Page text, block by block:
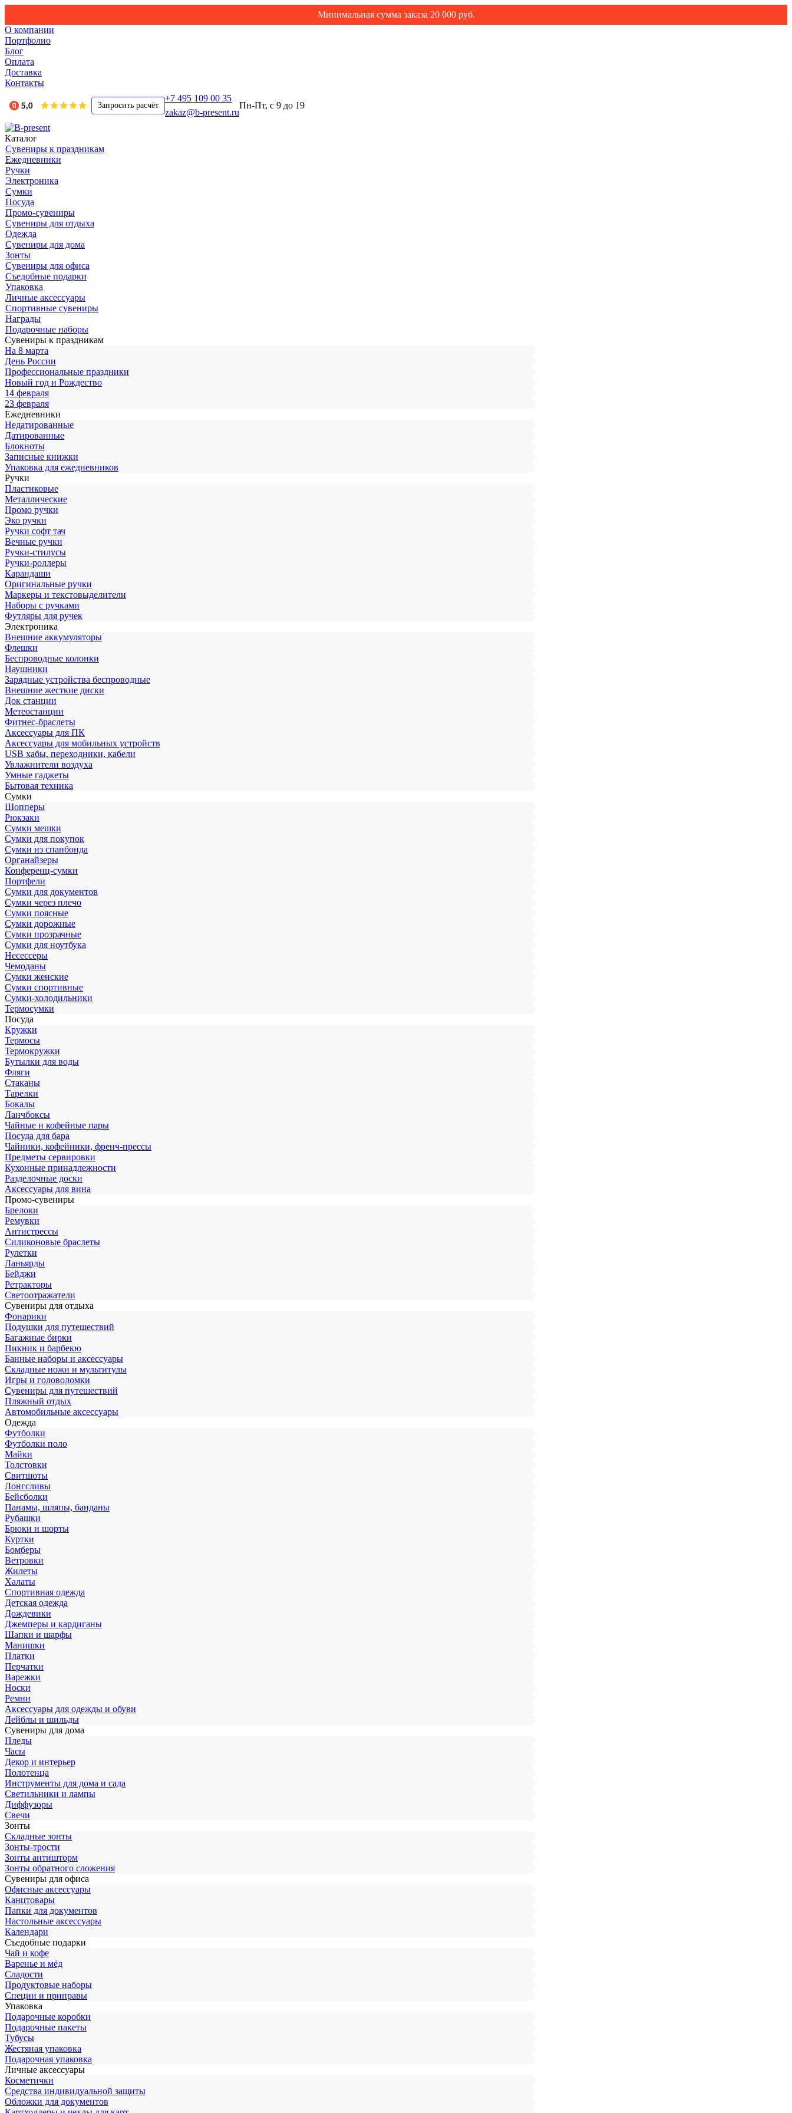
Минимальная сумма заказа 20 000 руб.
О компании
Портфолио
Блог
Оплата
Доставка
Контакты
Запросить расчёт
+7 495 109 00 35
zakaz@b-present.ru
Пн-Пт, с 9 до 19
Каталог
Сувениры к праздникам
Ежедневники
Ручки
Электроника
Сумки
Посуда
Промо-сувениры
Сувениры для отдыха
Одежда
Сувениры для дома
Зонты
Сувениры для офиса
Съедобные подарки
Упаковка
Личные аксессуары
Спортивные сувениры
Награды
Подарочные наборы
Сувениры к праздникам
На 8 марта
День России
Профессиональные праздники
Новый год и Рождество
14 февраля
23 февраля
Ежедневники
Недатированные
Датированные
Блокноты
Записные книжки
Упаковка для ежедневников
Ручки
Пластиковые
Металлические
Промо ручки
Эко ручки
Ручки софт тач
Вечные ручки
Ручки-стилусы
Ручки-роллеры
Карандаши
Оригинальные ручки
Маркеры и текстовыделители
Наборы с ручками
Футляры для ручек
Электроника
Внешние аккумуляторы
Флешки
Беспроводные колонки
Наушники
Зарядные устройства беспроводные
Внешние жесткие диски
Док станции
Метеостанции
Фитнес-браслеты
Аксессуары для ПК
Аксессуары для мобильных устройств
USB хабы, переходники, кабели
Увлажнители воздуха
Умные гаджеты
Бытовая техника
Сумки
Шопперы
Рюкзаки
Сумки мешки
Сумки для покупок
Сумки из спанбонда
Органайзеры
Конференц-сумки
Портфели
Сумки для документов
Сумки через плечо
Сумки поясные
Сумки дорожные
Сумки прозрачные
Сумки для ноутбука
Несессеры
Чемоданы
Сумки женские
Сумки спортивные
Сумки-холодильники
Термосумки
Посуда
Кружки
Термосы
Термокружки
Бутылки для воды
Фляги
Стаканы
Тарелки
Бокалы
Ланчбоксы
Чайные и кофейные пары
Посуда для бара
Чайники, кофейники, френч-прессы
Предметы сервировки
Кухонные принадлежности
Разделочные доски
Аксессуары для вина
Промо-сувениры
Брелоки
Ремувки
Антистрессы
Силиконовые браслеты
Рулетки
Ланьярды
Бейджи
Ретракторы
Светоотражатели
Сувениры для отдыха
Фонарики
Подушки для путешествий
Багажные бирки
Пикник и барбекю
Банные наборы и аксессуары
Складные ножи и мультитулы
Игры и головоломки
Сувениры для путешествий
Пляжный отдых
Автомобильные аксессуары
Одежда
Футболки
Футболки поло
Майки
Толстовки
Свитшоты
Лонгсливы
Бейсболки
Панамы, шляпы, банданы
Рубашки
Брюки и шорты
Куртки
Бомберы
Ветровки
Жилеты
Халаты
Спортивная одежда
Детская одежда
Дождевики
Джемперы и кардиганы
Шапки и шарфы
Манишки
Платки
Перчатки
Варежки
Носки
Ремни
Аксессуары для одежды и обуви
Лейблы и шильды
Сувениры для дома
Пледы
Часы
Декор и интерьер
Полотенца
Инструменты для дома и сада
Светильники и лампы
Диффузоры
Свечи
Зонты
Складные зонты
Зонты-трости
Зонты антишторм
Зонты обратного сложения
Сувениры для офиса
Офисные аксессуары
Канцтовары
Папки для документов
Настольные аксессуары
Календари
Съедобные подарки
Чай и кофе
Варенье и мёд
Сладости
Продуктовые наборы
Специи и приправы
Упаковка
Подарочные коробки
Подарочные пакеты
Тубусы
Жестяная упаковка
Подарочная упаковка
Личные аксессуары
Косметички
Средства индивидуальной защиты
Обложки для документов